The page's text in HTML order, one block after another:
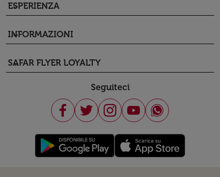
ESPERIENZA
keyboard_arrow_down
INFORMAZIONI
keyboard_arrow_down
SAFAR FLYER LOYALTY
keyboard_arrow_down
Seguiteci